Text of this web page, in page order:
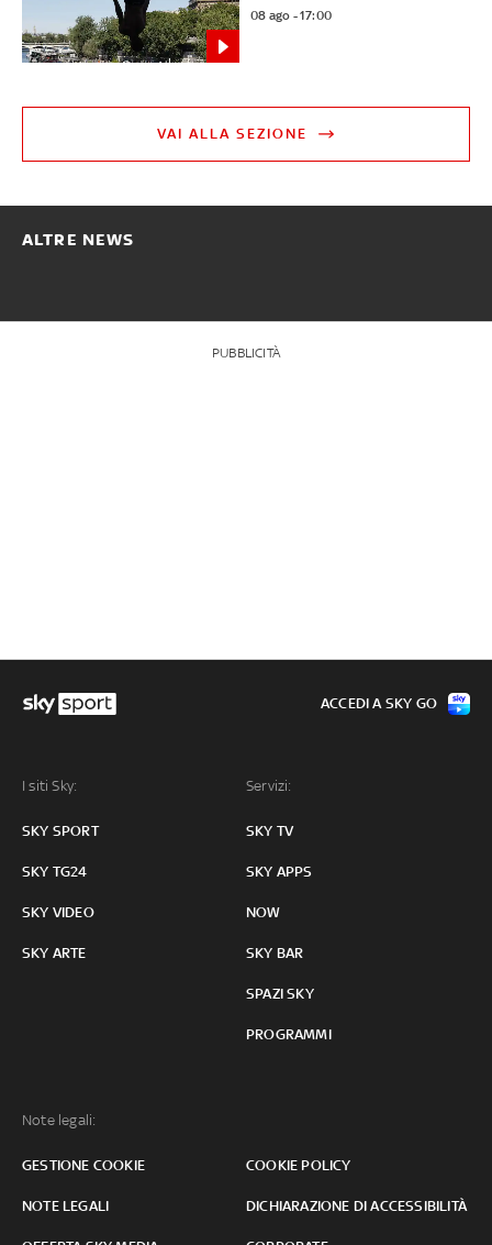
08 ago - 17:00
VAI ALLA SEZIONE
ALTRE NEWS
PUBBLICITÀ
I siti Sky:
SKY SPORT
SKY TG24
SKY VIDEO
SKY ARTE
Servizi:
SKY TV
SKY APPS
NOW
SKY BAR
SPAZI SKY
PROGRAMMI
Note legali:
GESTIONE COOKIE COOKIE POLICY
NOTE LEGALI DICHIARAZIONE DI ACCESSIBILITÀ
ACCEDI A SKY GO